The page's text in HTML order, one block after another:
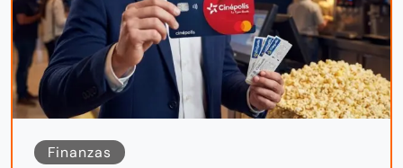
Finanzas